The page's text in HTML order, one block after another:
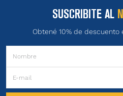
SUSCRIBITE AL
Obtené 10% de descuento